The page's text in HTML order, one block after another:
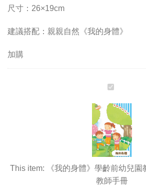
尺寸：26×19cm
建議搭配：親親自然《我的身體》
加購
《我
身
體》
學
齡
前
幼
兒
This item:
《我的身體》學齡前幼兒
教師手冊